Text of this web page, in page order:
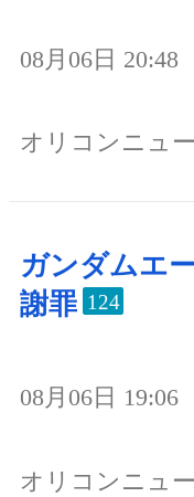
08月06日 20:48
オリコンニュ
ガンダムエ
謝罪 124
08月06日 19:06
オリコンニュ